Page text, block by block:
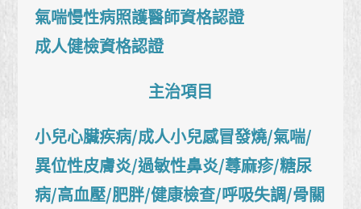
氣喘慢性病照護醫師資格認證
成人健檢資格認證
主治項目
小兒心臟疾病/成人小兒感冒發燒/氣喘/
異位性皮膚炎/過敏性鼻炎/蕁麻疹/糖尿
病/高血壓/肥胖/健康檢查/呼吸失調/骨關